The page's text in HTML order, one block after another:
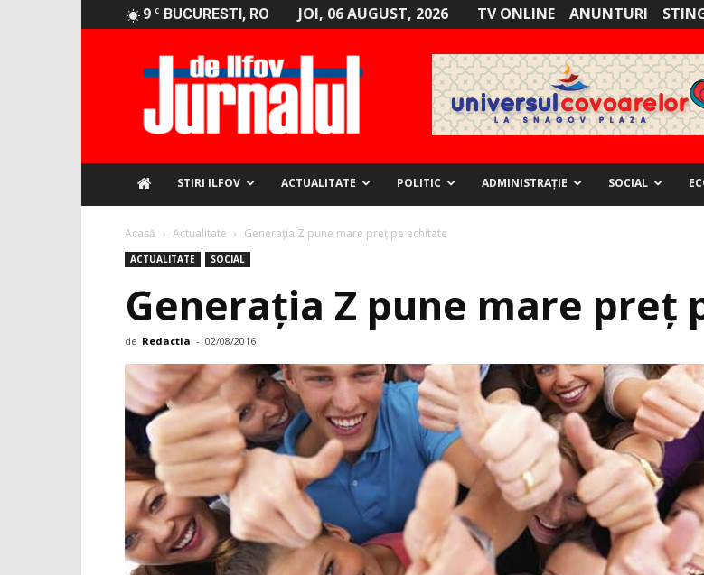
9 C BUCURESTI, RO JOI, 06 AUGUST, 2026 TV ONLINE ANUNTURI
STIRI ILFOV ACTUALITATE POLITIC ADMINISTRAȚIE SOCIAL
Acasă Actualitate Generația Z pune mare preț pe echitate
ACTUALITATE SOCIAL
Generația Z pune mare preț
de Redactia - 02/08/2016